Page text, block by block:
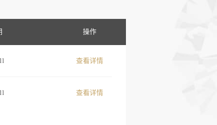
操作
查看详情
查看详情